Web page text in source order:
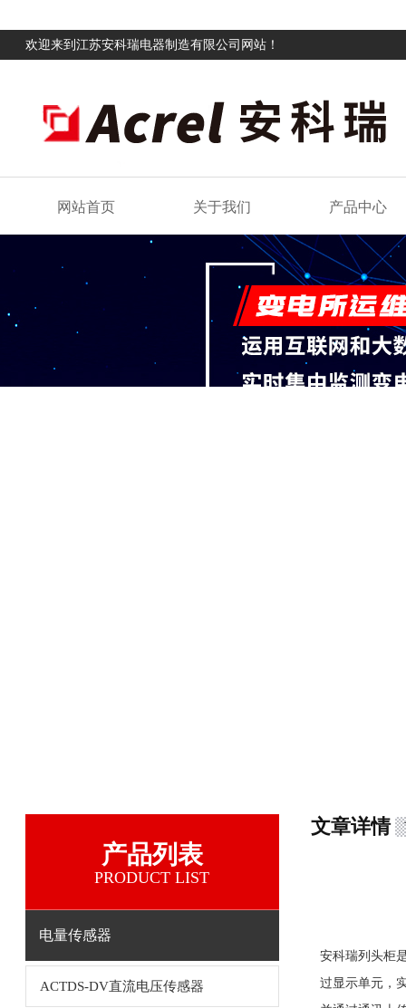
欢迎来到江苏安科瑞电器制造有限公司网站！
网站首页 关于我们 产品中心
产品列表
PRODUCT LIST
电量传感器
ACTDS-DV直流电压传感器
文章详情
安科瑞列头柜
过显示单元，